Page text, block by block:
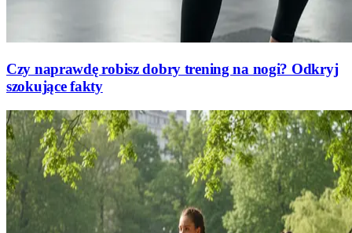
Czy naprawdę robisz dobry trening na nogi? Odkryj
szokujące fakty